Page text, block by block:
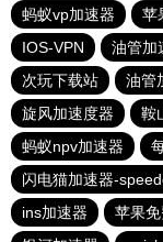
蚂蚁vp加速器
苹
IOS-VPN
油管加
次玩下载站
油管
旋风加速度器
鞍
蚂蚁npv加速器
闪电猫加速器-
ins加速器
苹果